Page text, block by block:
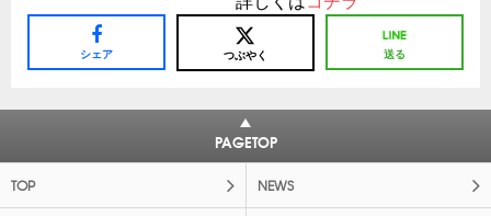
シェア つぶやく 送る
PAGETOP
TOP NEWS